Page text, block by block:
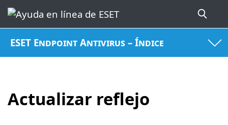
ESET Endpoint Antivirus – Índice
Actualizar reflejo